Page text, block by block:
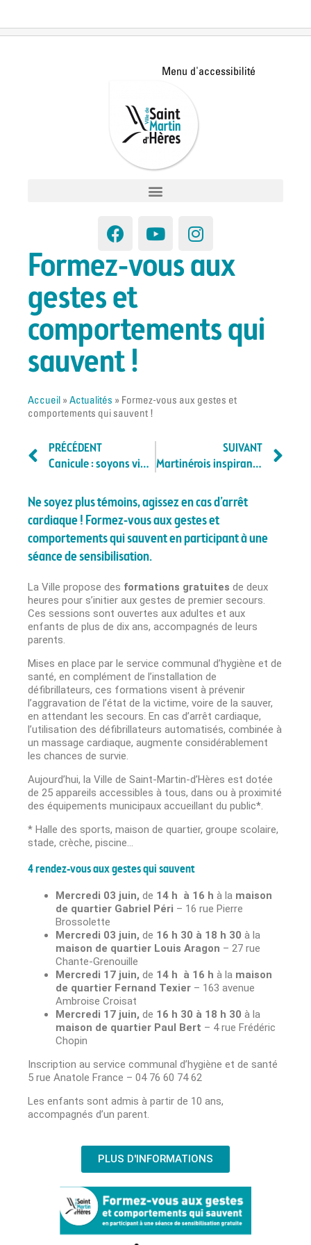
Formez-vous aux
gestes et
comportements qui
sauvent !
Accueil » Actualités » Formez-vous aux gestes et
comportements qui sauvent !
PRÉCÉDENT
Canicule : soyons vigilants face aux fortes chaleurs !
SUIVANT
Martinérois inspirants : une exposition à ne pas manquer !
Ne soyez plus témoins, agissez en cas d’arrêt
cardiaque ! Formez-vous aux gestes et
comportements qui sauvent en participant à une
séance de sensibilisation.
La Ville propose des formations gratuites de deux
heures pour s’initier aux gestes de premier secours.
Ces sessions sont ouvertes aux adultes et aux
enfants de plus de dix ans, accompagnés de leurs
parents.
Mises en place par le service communal d’hygiène et de
santé, en complément de l’installation de
défibrillateurs, ces formations visent à prévenir
l’aggravation de l’état de la victime, voire de la sauver,
en attendant les secours. En cas d’arrêt cardiaque,
l’utilisation des défibrillateurs automatisés, combinée à
un massage cardiaque, augmente considérablement
les chances de survie.
Aujourd’hui, la Ville de Saint-Martin-d’Hères est dotée
de 25 appareils accessibles à tous, dans ou à proximité
des équipements municipaux accueillant du public*.
* Halle des sports, maison de quartier, groupe scolaire,
stade, crèche, piscine…
4 rendez-vous aux gestes qui sauvent
Mercredi 03 juin, de 14 h à 16 h à la maison
de quartier Gabriel Péri – 16 rue Pierre
Brossolette
Mercredi 03 juin, de 16 h 30 à 18 h 30 à la
maison de quartier Louis Aragon – 27 rue
Chante-Grenouille
Mercredi 17 juin, de 14 h à 16 h à la maison
de quartier Fernand Texier – 163 avenue
Ambroise Croisat
Mercredi 17 juin, de 16 h 30 à 18 h 30 à la
maison de quartier Paul Bert – 4 rue Frédéric
Chopin
Inscription au service communal d’hygiène et de santé
5 rue Anatole France – 04 76 60 74 62
Les enfants sont admis à partir de 10 ans,
accompagnés d’un parent.
PLUS D'INFORMATIONS